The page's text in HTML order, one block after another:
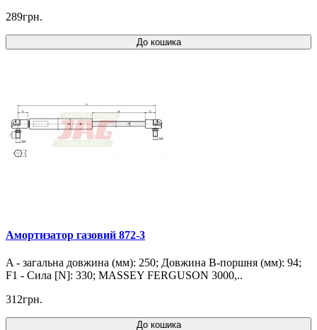
289грн.
До кошика
Амортизатор газовий 872-3
A - загальна довжина (мм): 250; Довжина B-поршня (мм): 94;
F1 - Сила [N]: 330; MASSEY FERGUSON 3000,..
312грн.
До кошика